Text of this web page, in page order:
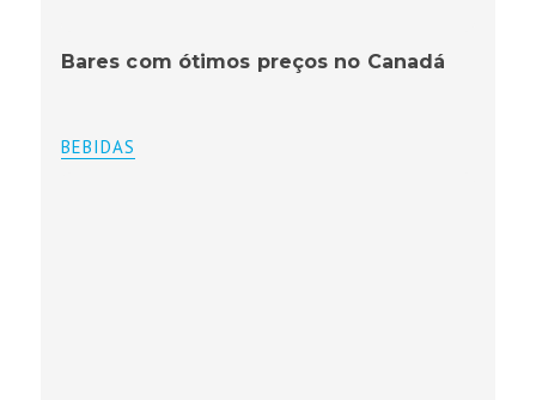
Bares com ótimos preços no Canadá
BEBIDAS